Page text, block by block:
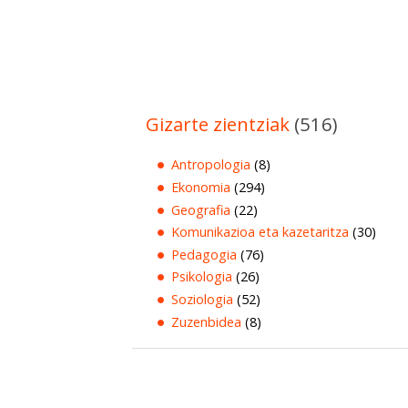
Gizarte zientziak (516)
Antropologia (8)
Ekonomia (294)
Geografia (22)
Komunikazioa eta kazetaritza (30)
Pedagogia (76)
Psikologia (26)
Soziologia (52)
Zuzenbidea (8)